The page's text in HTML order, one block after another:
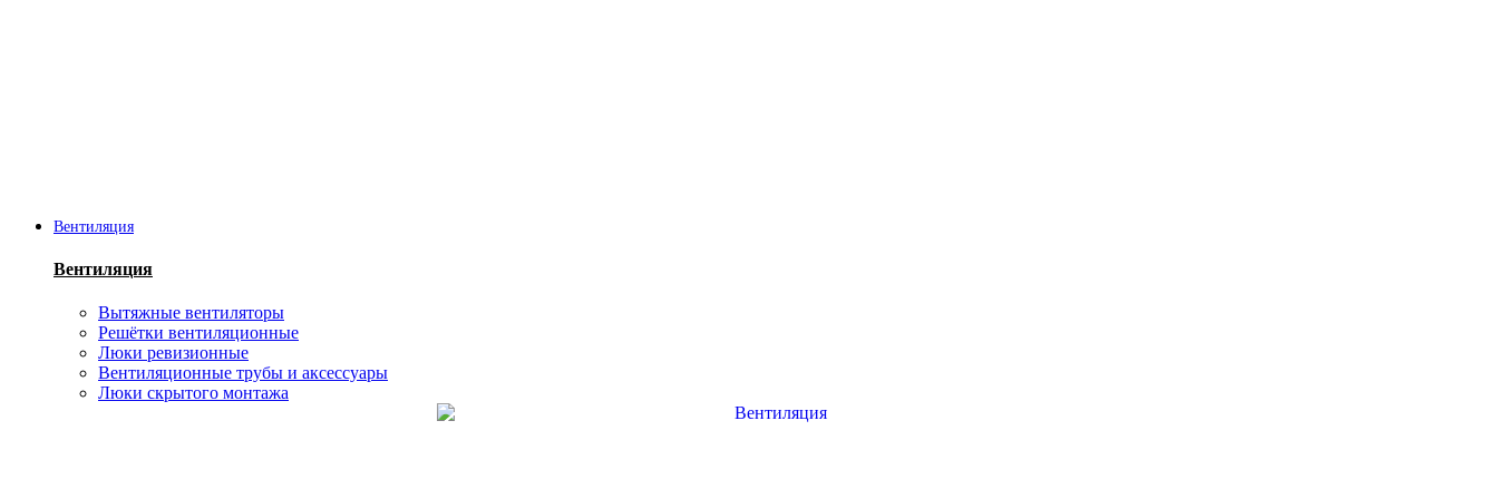
Вентиляция
Вентиляция
Вытяжные вентиляторы
Решётки вентиляционные
Люки ревизионные
Вентиляционные трубы и аксессуары
Люки скрытого монтажа